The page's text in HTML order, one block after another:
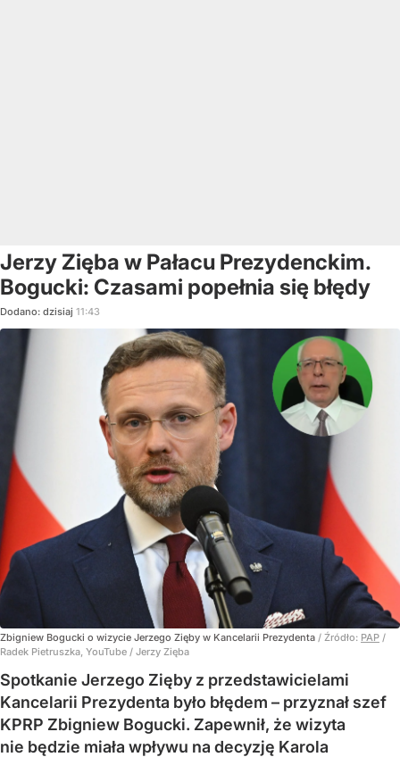
Jerzy Zięba w Pałacu Prezydenckim.
Bogucki: Czasami popełnia się błędy
Dodano: dzisiaj 11:43
Zbigniew Bogucki o wizycie Jerzego Zięby w Kancelarii Prezydenta / Źródło: PAP /
Radek Pietruszka, YouTube / Jerzy Zięba
Spotkanie Jerzego Zięby z przedstawicielami
Kancelarii Prezydenta było błędem – przyznał szef
KPRP Zbigniew Bogucki. Zapewnił, że wizyta
nie będzie miała wpływu na decyzję Karola